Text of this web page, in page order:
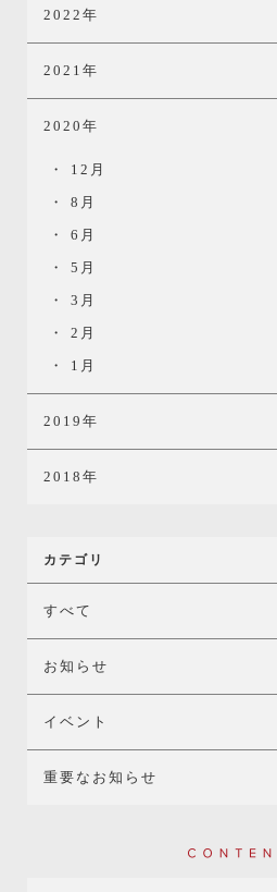
2022年
2021年
2020年
12月
8月
6月
5月
3月
2月
1月
2019年
2018年
カテゴリ
すべて
お知らせ
イベント
重要なお知らせ